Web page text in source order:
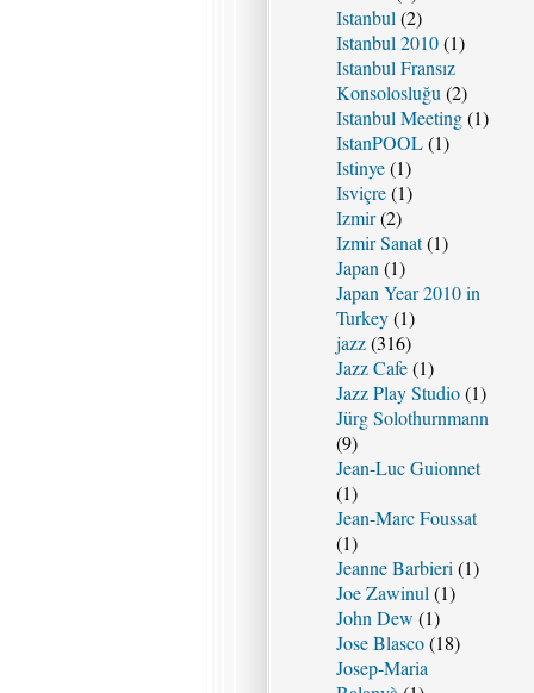
Istanbul (2)
Istanbul 2010(1)
Istanbul Fransız
Konsolosluğu (2)
Istanbul Meeting(1)
IstanPOOL(1)
Istinye(1)
Isviçre(1)
Izmir(2)
Izmir Sanat(1)
Japan (1)
Japan Year 2010 in
Turkey(1)
jazz(316)
Jazz Cafe(1)
Jazz Play Studio(1)
Jürg Solothurnmann
(9)
Jean-Luc Guionnet
(1)
Jean-Marc Foussat
(1)
Jeanne Barbieri (1)
Joe Zawinul (1)
John Dew (1)
Jose Blasco(18)
Josep-Maria